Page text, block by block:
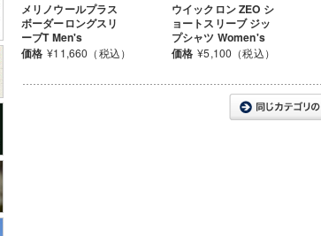
メリノウールプラス
ボーダーロングスリ
ーブT Men's
価格 ¥11,660（税込）
ウイックロン ZEO シ
ョートスリーブ ジッ
プシャツ Women's
価格 ¥5,100（税込）